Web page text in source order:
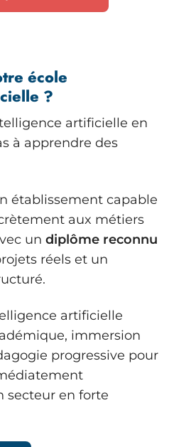
école
?
artificielle en
à apprendre des
établissement capable
aux métiers
un diplôme reconnu
réels et un
artificielle
immersion
progressive pour
secteur en forte